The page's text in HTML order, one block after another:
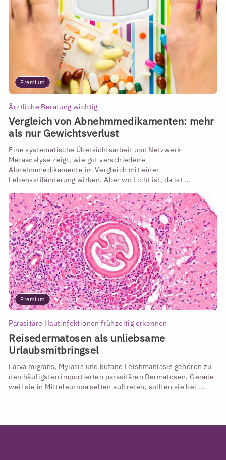
Premium
Ärztliche Beratung wichtig
Vergleich von Abnehmmedikamenten: mehr
als nur Gewichtsverlust
Eine systematische Übersichtsarbeit und Netzwerk-
Metaanalyse zeigt, wie gut verschiedene
Abnehmmedikamente im Vergleich mit einer
Lebensstiländerung wirken. Aber wo Licht ist, da ist ...
Premium
Parasitäre Hautinfektionen frühzeitig erkennen
Reisedermatosen als unliebsame
Urlaubsmitbringsel
Larva migrans, Myiasis und kutane Leishmaniasis gehören zu
den häufigsten importierten parasitären Dermatosen. Gerade
weil sie in Mitteleuropa selten auftreten, sollten sie bei ...